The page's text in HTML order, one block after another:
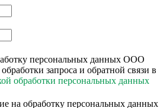
персональных данных ООО
запроса и обратной связи в
обработки персональных данных
на обработку персональных данных